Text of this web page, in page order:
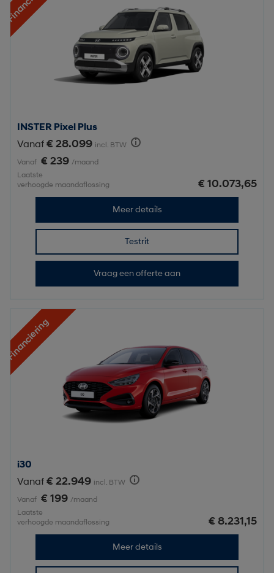
INSTER Pixel Plus
Vanaf € 28.099 incl. BTW
Vanaf € 239 /maand
Laatste
verhoogde maandaflossing
€ 10.073,65
Meer details
Testrit
Vraag een offerte aan
Financiering
i30
Vanaf € 22.949 incl. BTW
Vanaf € 199 /maand
Laatste
verhoogde maandaflossing
€ 8.231,15
Meer details